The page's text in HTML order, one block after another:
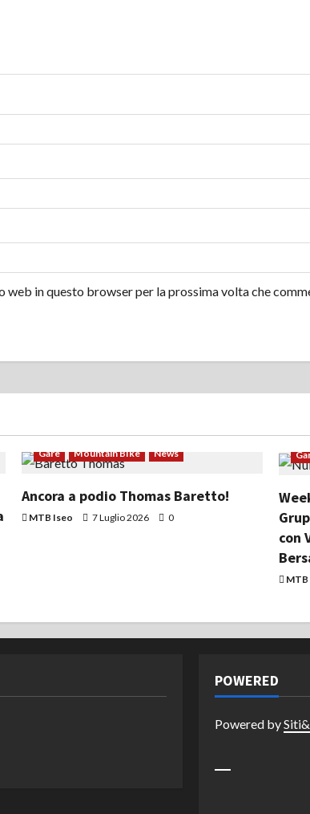
web in questo browser per la prossima volta che
Gare Mountain Bike News
Ancora a podio Thomas Baretto!
MTB Iseo 7 Luglio 2026 0
con
MTB
POWERED
Powered by